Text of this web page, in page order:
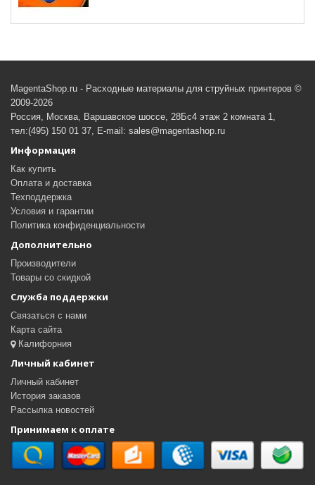
MagentaShop.ru - Расходные материалы для струйных принтеров ©
2009-2026
Россия, Москва, Варшавское шоссе, 28Бс4 этаж 2 комната 1,
тел:(495) 150 01 37, E-mail: sales@magentashop.ru
Информация
Как купить
Оплата и доставка
Техподдержка
Условия и гарантии
Политика конфиденциальности
Дополнительно
Производители
Товары со скидкой
Служба поддержки
Связаться с нами
Карта сайта
Калифорния
Личный кабинет
Личный кабинет
История заказов
Рассылка новостей
Принимаем к оплате